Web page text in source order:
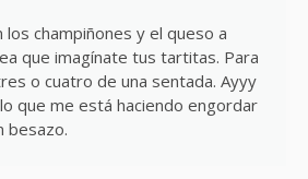
los champiñones y el queso a
que imagínate tus tartitas. Para
o cuatro de una sentada. Ayyy
que me está haciendo engordar
besazo.